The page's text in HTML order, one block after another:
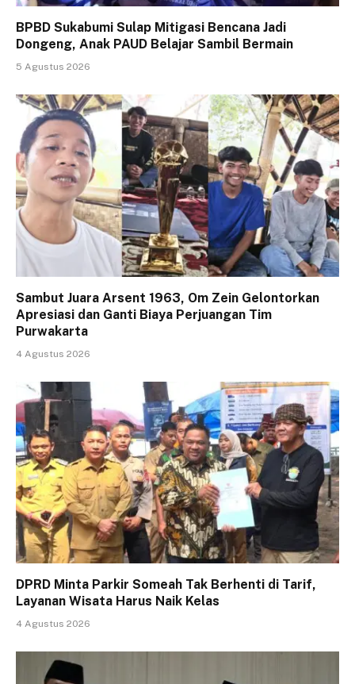
BPBD Sukabumi Sulap Mitigasi Bencana Jadi
Dongeng, Anak PAUD Belajar Sambil Bermain
5 Agustus 2026
Sambut Juara Arsent 1963, Om Zein Gelontorkan
Apresiasi dan Ganti Biaya Perjuangan Tim
Purwakarta
4 Agustus 2026
DPRD Minta Parkir Someah Tak Berhenti di Tarif,
Layanan Wisata Harus Naik Kelas
4 Agustus 2026